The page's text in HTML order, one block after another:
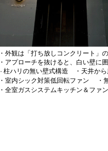
・外観は「打ち放しコンクリート
・アプローチを抜けると、白い壁に
・ 柱ハリの無い壁式構造 ・天井か
・室内シック対策低回転ファン
・
・全室ガスシステムキッチン ＆ファ